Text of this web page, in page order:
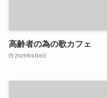
高齢者の為の歌カフェ
2025年9月6日